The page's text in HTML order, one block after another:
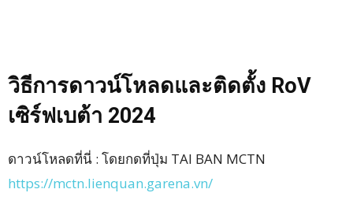
วิธีการดาวน์โหลดและติดตั้ง RoV
เซิร์ฟเบต้า 2024
ดาวน์โหลดที่นี่ : โดยกดที่ปุ่ม TAI BAN MCTN
https://mctn.lienquan.garena.vn/